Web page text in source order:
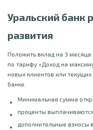
Уральский банк
развития
Положить вклад на 3
по тарифу «Доход на
новых клиентов или
банке.
Минимальная сумма
проценты
дополнительные